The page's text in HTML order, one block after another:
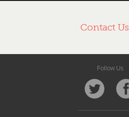
Contact Us
Follow Us